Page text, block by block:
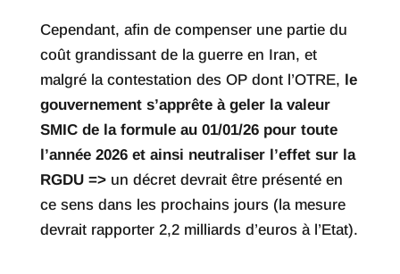
Cependant, afin de compenser une partie du
coût grandissant de la guerre en Iran, et
malgré la contestation des OP dont l’OTRE, le
gouvernement s’apprête à geler la valeur
SMIC de la formule au 01/01/26 pour toute
l’année 2026 et ainsi neutraliser l’effet sur la
RGDU =>un décret devrait être présenté en
ce sens dans les prochains jours (la mesure
devrait rapporter 2,2 milliards d’euros à l’Etat).